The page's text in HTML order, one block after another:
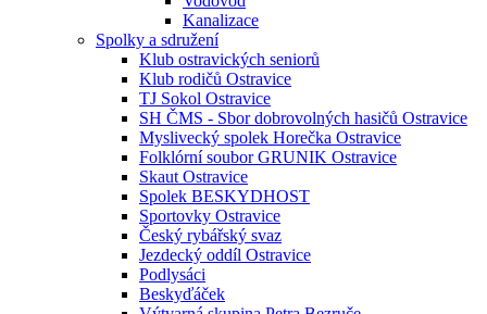
Kanalizace
Spolky a sdružení
Klub ostravických seniorů
Klub rodičů Ostravice
TJ Sokol Ostravice
SH ČMS - Sbor dobrovolných hasičů Ostravice
Myslivecký spolek Horečka Ostravice
Folklórní soubor GRUNIK Ostravice
Skaut Ostravice
Spolek BESKYDHOST
Sportovky Ostravice
Český rybářský svaz
Jezdecký oddíl Ostravice
Podlysáci
Beskyďáček